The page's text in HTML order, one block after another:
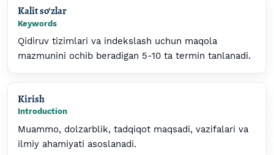
Kalit so‘zlar
Keywords
Qidiruv tizimlari va indekslash uchun maqola
mazmunini ochib beradigan 5-10 ta termin tanlanadi.
Kirish
Introduction
Muammo, dolzarblik, tadqiqot maqsadi, vazifalari va
ilmiy ahamiyati asoslanadi.